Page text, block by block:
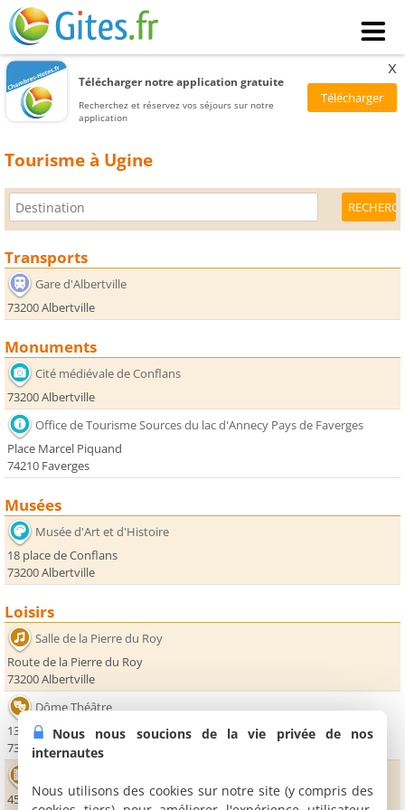
Télécharger notre application gratuite
Recherchez et réservez vos séjours sur notre
application
x
Tourisme à Ugine
Transports
Gare d'Albertville
73200 Albertville
Monuments
Cité médiévale de Conflans
73200 Albertville
Office de Tourisme Sources du lac d'Annecy Pays de Faverges
Place Marcel Piquand
74210 Faverges
Musées
Musée d'Art et d'Histoire
18 place de Conflans
73200 Albertville
Loisirs
Salle de la Pierre du Roy
Route de la Pierre du Roy
73200 Albertville
Dôme Théâtre
135 place de l'Europe
73200 Albertville
45, place Montmain
Nous nous soucions de la vie privée de nos
internautes
Nous utilisons des cookies sur notre site (y compris des